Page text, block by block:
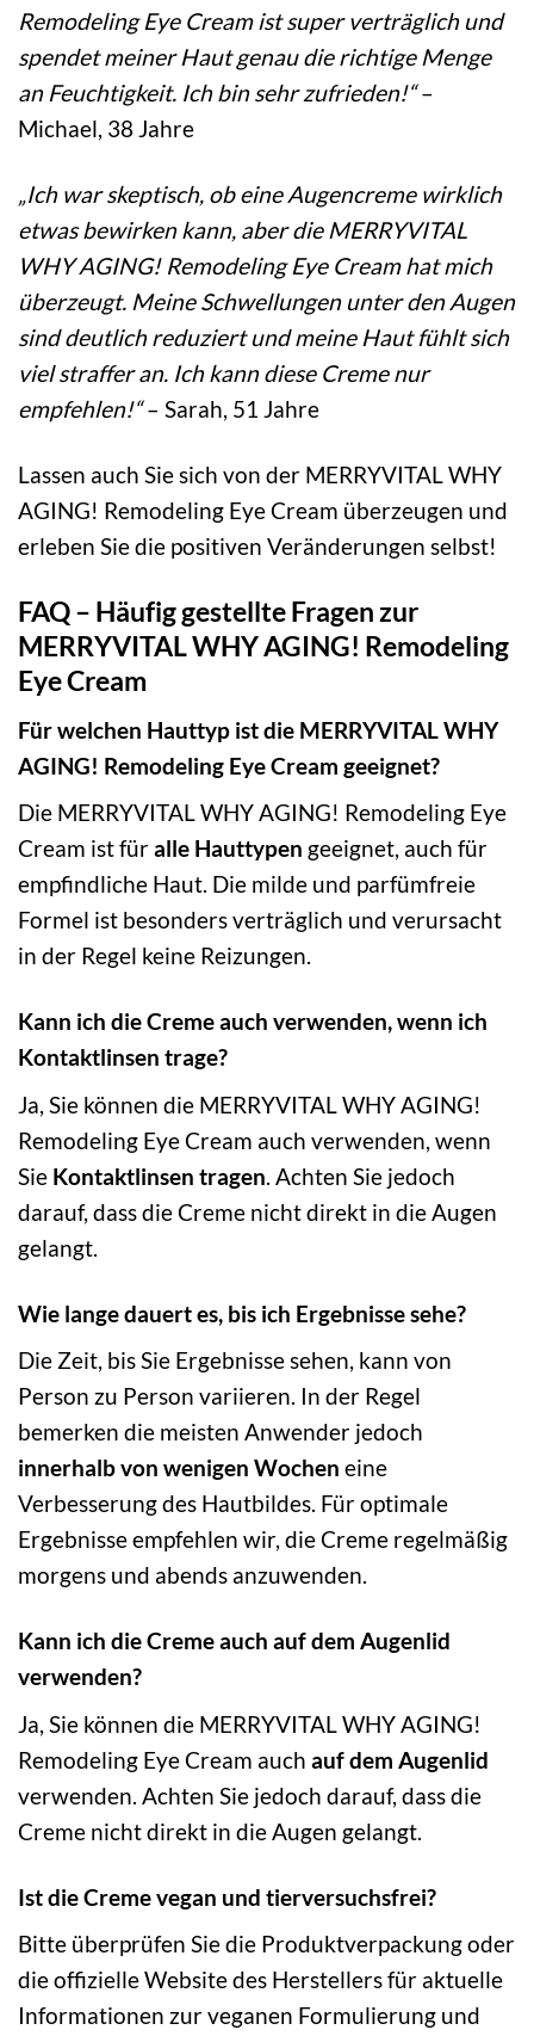
Remodeling Eye Cream ist super verträglich und
spendet meiner Haut genau die richtige Menge
an Feuchtigkeit. Ich bin sehr zufrieden!“–
Michael, 38 Jahre
„Ich war skeptisch, ob eine Augencreme wirklich
etwas bewirken kann, aber die MERRYVITAL
WHY AGING! Remodeling Eye Cream hat mich
überzeugt. Meine Schwellungen unter den Augen
sind deutlich reduziert und meine Haut fühlt sich
viel straffer an. Ich kann diese Creme nur
empfehlen!“– Sarah, 51 Jahre
Lassen auch Sie sich von der MERRYVITAL WHY
AGING! Remodeling Eye Cream überzeugen und
erleben Sie die positiven Veränderungen selbst!
FAQ – Häufig gestellte Fragen zur
MERRYVITAL WHY AGING! Remodeling
Eye Cream
Für welchen Hauttyp ist die MERRYVITAL WHY
AGING! Remodeling Eye Cream geeignet?
Die MERRYVITAL WHY AGING! Remodeling Eye
Cream ist füralle Hauttypen geeignet, auch für
empfindliche Haut. Die milde und parfümfreie
Formel ist besonders verträglich und verursacht
in der Regel keine Reizungen.
Kann ich die Creme auch verwenden, wenn ich
Kontaktlinsen trage?
Ja, Sie können die MERRYVITAL WHY AGING!
Remodeling Eye Cream auch verwenden, wenn
Sie Kontaktlinsen tragen. Achten Sie jedoch
darauf, dass die Creme nicht direkt in die Augen
gelangt.
Wie lange dauert es, bis ich Ergebnisse sehe?
Die Zeit, bis Sie Ergebnisse sehen, kann von
Person zu Person variieren. In der Regel
bemerken die meisten Anwender jedoch
innerhalb von wenigen Wochen eine
Verbesserung des Hautbildes. Für optimale
Ergebnisse empfehlen wir, die Creme regelmäßig
morgens und abends anzuwenden.
Kann ich die Creme auch auf dem Augenlid
verwenden?
Ja, Sie können die MERRYVITAL WHY AGING!
Remodeling Eye Cream auch auf dem Augenlid
verwenden. Achten Sie jedoch darauf, dass die
Creme nicht direkt in die Augen gelangt.
Ist die Creme vegan und tierversuchsfrei?
Bitte überprüfen Sie die Produktverpackung oder
die offizielle Website des Herstellers für aktuelle
Informationen zur veganen Formulierung und